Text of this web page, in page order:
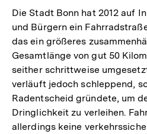
Die Stadt Bonn hat 2012 auf
und Bürgern ein
das ein größeres
Gesamtlänge von gut 50
seither schrittweise
verläuft jedoch schleppend,
Radentscheid gründete, um
Dringlichkeit zu verleihen.
allerdings keine